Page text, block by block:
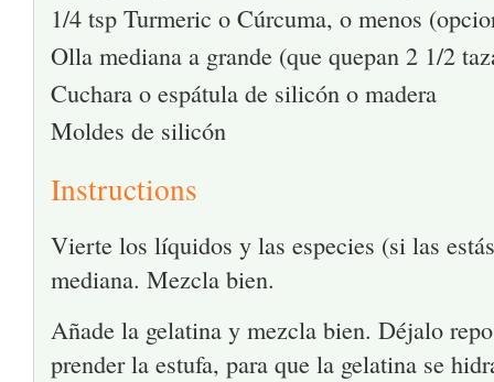
1/4 tsp Turmeric o Cúrcuma, o menos
Olla mediana a grande (que quepan 2 1/2
Cuchara o espátula de silicón o madera
Moldes de silicón
Instructions
Vierte los líquidos y las especies (si las
mediana. Mezcla bien.
Añade la gelatina y mezcla bien. Déjalo
prender la estufa, para que la gelatina se